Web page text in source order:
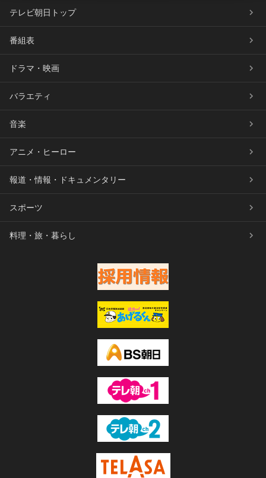
テレビ朝日トップ
番組表
ドラマ・映画
バラエティ
音楽
アニメ・ヒーロー
報道・情報・ドキュメンタリー
スポーツ
料理・旅・暮らし